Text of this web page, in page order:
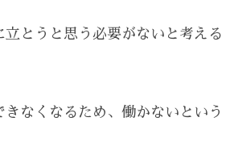
とうと思う必要がないと考える
なくなるため、働かないという